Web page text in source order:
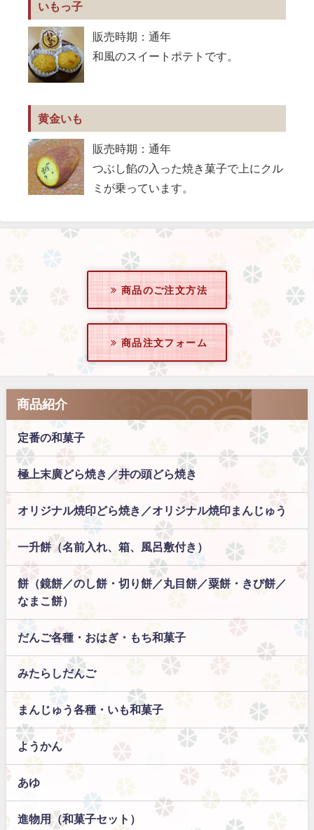
いもっ子
販売時期：通年
和風のスイートポテトです。
黄金いも
販売時期：通年
つぶし餡の入った焼き菓子で上にクル
ミが乗っています。
商品のご注文方法
商品注文フォーム
商品紹介
定番の和菓子
極上末廣どら焼き／井の頭どら焼き
オリジナル焼印どら焼き／オリジナル焼印まんじゅう
一升餅（名前入れ、箱、風呂敷付き）
餅（鏡餅／のし餅・切り餅／丸目餅／粟餅・きび餅／
なまこ餅）
だんご各種・おはぎ・もち和菓子
みたらしだんご
まんじゅう各種・いも和菓子
ようかん
あゆ
進物用（和菓子セット）